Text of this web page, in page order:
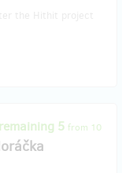
remaining 5 from 10